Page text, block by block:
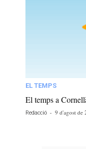
EL TEMPS
El temps a
Redacció - 9 d'agost de